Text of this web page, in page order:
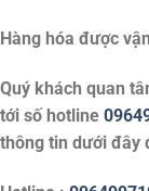
Hàng hóa được
Quý khách quan
tới số hotline
thông tin dưới đây